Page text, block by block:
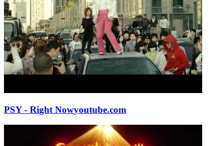
PSY - Right Nowyoutube.com